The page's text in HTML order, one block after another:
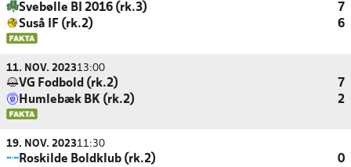
Svebølle BI 2016 (rk.3)
7
Suså IF (rk.2)
6
11. NOV. 202313:00
VG Fodbold (rk.2)
7
Humlebæk BK (rk.2)
2
19. NOV. 202311:30
Roskilde Boldklub (rk.2) 0